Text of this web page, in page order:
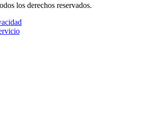
los derechos reservados.